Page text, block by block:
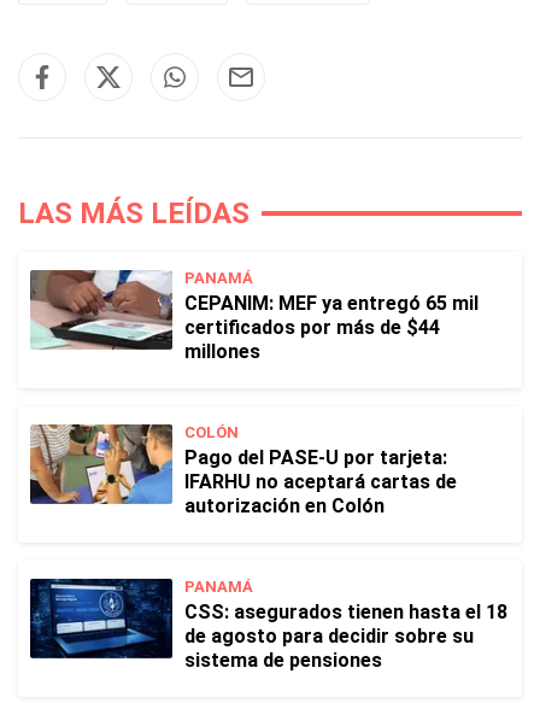
LAS MÁS LEÍDAS
PANAMÁ
CEPANIM: MEF ya entregó 65 mil
certificados por más de $44
millones
COLÓN
Pago del PASE-U por tarjeta:
IFARHU no aceptará cartas de
autorización en Colón
PANAMÁ
CSS: asegurados tienen hasta el 18
de agosto para decidir sobre su
sistema de pensiones